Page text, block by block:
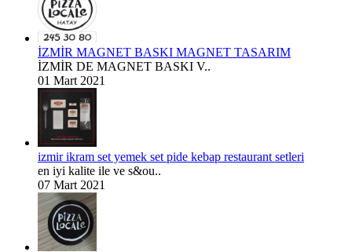
İZMİR MAGNET BASKI MAGNET TASARIM
İZMİR DE MAGNET BASKI V..
01 Mart 2021
izmir ikram set yemek set pide kebap restaurant setleri
en iyi kalite ile ve s&ou..
07 Mart 2021